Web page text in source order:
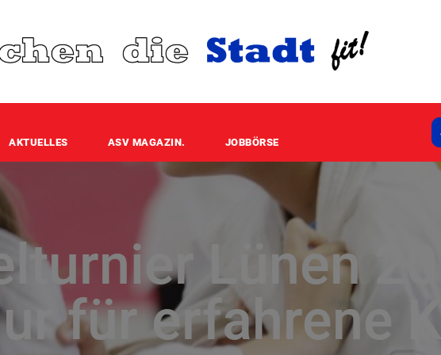
AKTUELLES ASV MAGAZIN. JOBBÖRSE
Lünen
für erfahrene